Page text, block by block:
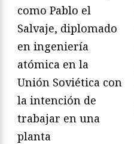
como Pablo el
Salvaje, diplomado
en ingeniería
atómica en la
Unión Soviética con
la intención de
trabajar en una
planta